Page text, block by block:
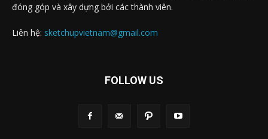
đóng góp và xây dựng bởi các thành viên.
Liên hệ: sketchupvietnam@gmail.com
FOLLOW US